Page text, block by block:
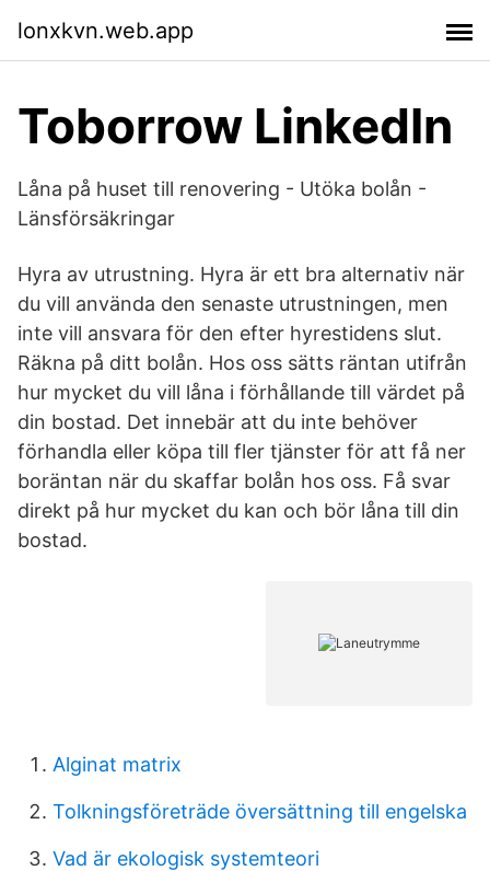
lonxkvn.web.app
Toborrow LinkedIn
Låna på huset till renovering - Utöka bolån -
Länsförsäkringar
Hyra av utrustning. Hyra är ett bra alternativ när
du vill använda den senaste utrustningen, men
inte vill ansvara för den efter hyrestidens slut.
Räkna på ditt bolån. Hos oss sätts räntan utifrån
hur mycket du vill låna i förhållande till värdet på
din bostad. Det innebär att du inte behöver
förhandla eller köpa till fler tjänster för att få ner
boräntan när du skaffar bolån hos oss. Få svar
direkt på hur mycket du kan och bör låna till din
bostad.
Alginat matrix
Tolkningsföreträde översättning till engelska
Vad är ekologisk systemteori